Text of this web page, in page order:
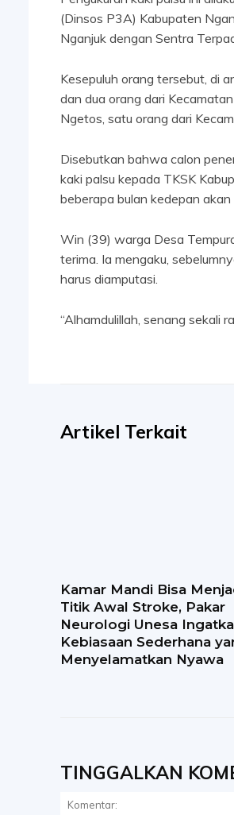
(Dinsos P3A) Kabupaten
Nganjuk dengan Sentra
Kesepuluh orang tersebut, di
dan dua orang dari
Ngetos, satu orang dari
Disebutkan bahwa calon
kaki palsu kepada TKSK
beberapa bulan kedepan
Win (39) warga Desa
terima. Ia mengaku,
harus diamputasi.
“Alhamdulillah, senang sekali
Artikel Terkait
Kamar Mandi Bisa
Titik Awal Stroke, Pakar
Neurologi Unesa
Kebiasaan Sederhana
Menyelamatkan Nyawa
TINGGALKAN